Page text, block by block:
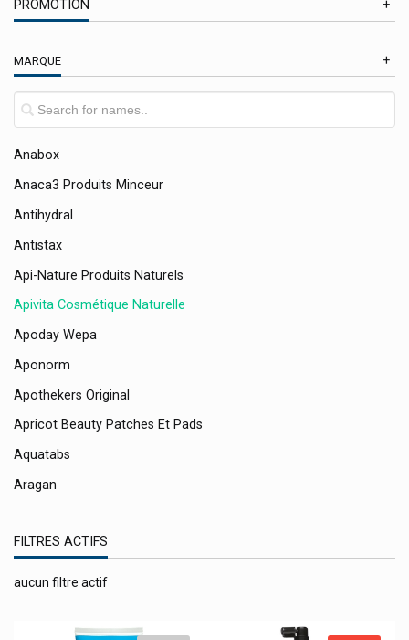
PROMOTION
MARQUE
Almirall
Alphamega
Alpine Bouchons D'oreille
Alvityl
Anabox
Anaca3 Produits Minceur
Antihydral
Antistax
Api-Nature Produits Naturels
Apivita Cosmétique Naturelle
Apoday Wepa
Aponorm
Apothekers Original
Apricot Beauty Patches Et Pads
Aquatabs
Aragan
Ardoz Healthcare
Argiletz Argile
FILTRES ACTIFS
aucun filtre actif